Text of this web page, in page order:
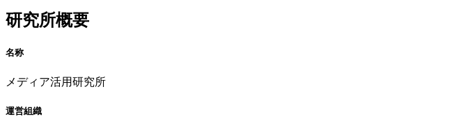
研究所概要
名称
メディア活用研究所
運営組織